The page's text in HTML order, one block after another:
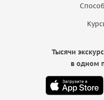
Тысячи
в одном